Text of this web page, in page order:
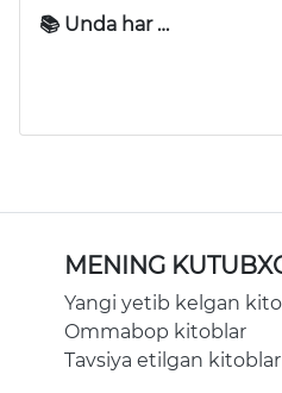
📚 Unda har …
MENING
Yangi yetib kelgan
Ommabop kitoblar
Tavsiya etilgan kitoblar